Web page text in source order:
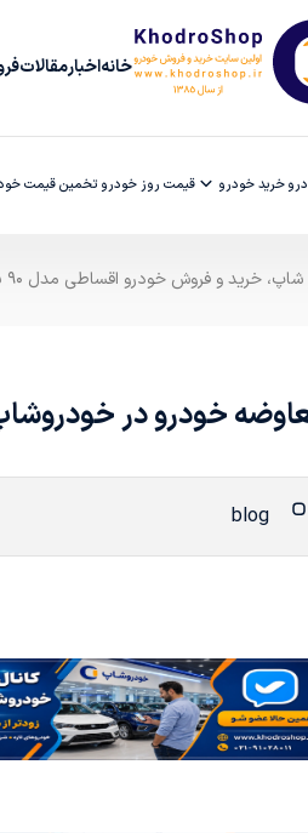
خانهاخبارمقالات
خرید خودرو قیمت روز خودرو تخمین قیمت
خرید و فروش خودرو اقساطی مدل ۹۰ به بالا با ضمانت کارشناسی
خودرو در